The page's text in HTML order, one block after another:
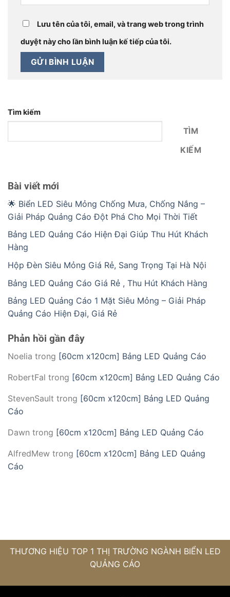
Lưu tên của tôi, email, và trang web trong trình
duyệt này cho lần bình luận kế tiếp của tôi.
Tìm kiếm
TÌM
KIẾM
Bài viết mới
🌟 Biển LED Siêu Mỏng Chống Mưa, Chống Nắng –
Giải Pháp Quảng Cáo Đột Phá Cho Mọi Thời Tiết
Bảng LED Quảng Cáo Hiện Đại Giúp Thu Hút Khách
Hàng
Hộp Đèn Siêu Mỏng Giá Rẻ, Sang Trọng Tại Hà Nội
Bảng LED Quảng Cáo Giá Rẻ , Thu Hút Khách Hàng
Bảng LED Quảng Cáo 1 Mặt Siêu Mỏng – Giải Pháp
Quảng Cáo Hiện Đại, Giá Rẻ
Phản hồi gần đây
Noelia trong [60cm x120cm] Bảng LED Quảng Cáo
RobertFal trong [60cm x120cm] Bảng LED Quảng Cáo
StevenSault trong [60cm x120cm] Bảng LED Quảng
Cáo
Dawn trong [60cm x120cm] Bảng LED Quảng Cáo
AlfredMew trong [60cm x120cm] Bảng LED Quảng
Cáo
THƯƠNG HIỆU TOP 1 THỊ TRƯỜNG NGÀNH BIỂN LED
QUẢNG CÁO